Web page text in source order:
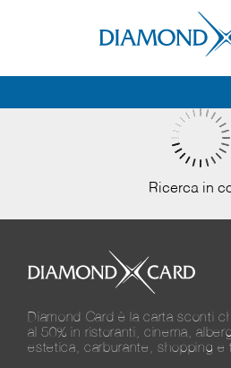
Ricerca in
Diamond Card è la carta sconti
al 50% in ristoranti, cinema,
estetica, carburante, shopping e